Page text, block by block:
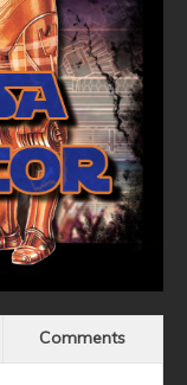
Comments